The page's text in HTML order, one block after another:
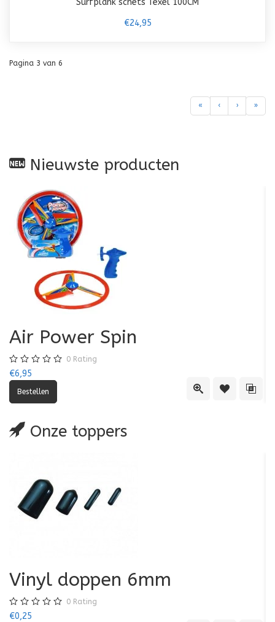
Surfplank schets Texel 100CM
€24,95
Pagina 3 van 6
« ‹ › »
Nieuwste producten
Quick ViewToevoegen
Air Power Spin
0 Rating
€6,95
Onze toppers
Vinyl doppen 6mm
0 Rating
€0,25